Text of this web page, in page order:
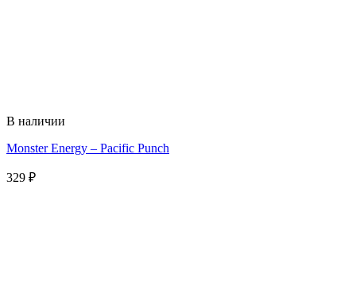
В наличии
Monster Energy – Pacific Punch
329 ₽